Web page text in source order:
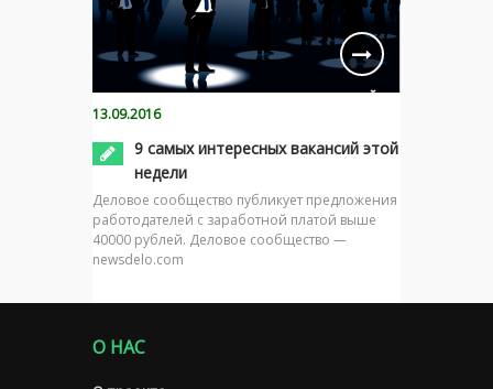
13.09.2016
9 самых интересных вакансий этой
недели
Деловое сообщество публикует предложения
работодателей с заработной платой выше
40000 рублей. Деловое сообщество —
newsdelo.com
О НАС